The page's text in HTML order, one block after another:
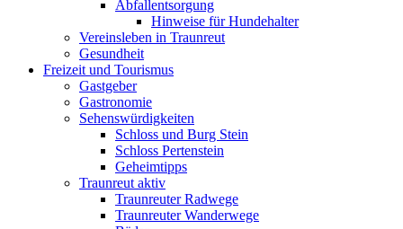
Abfallentsorgung
Hinweise für Hundehalter
Vereinsleben in Traunreut
Gesundheit
Freizeit und Tourismus
Gastgeber
Gastronomie
Sehenswürdigkeiten
Schloss und Burg Stein
Schloss Pertenstein
Geheimtipps
Traunreut aktiv
Traunreuter Radwege
Traunreuter Wanderwege